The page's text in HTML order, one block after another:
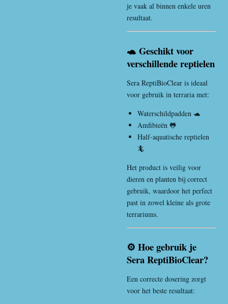
je vaak al binnen enkele uren
resultaat.
🐢 Geschikt voor
verschillende reptielen
Sera ReptiBioClear is ideaal
voor gebruik in terraria met:
Waterschildpadden 🐢
Amfibieën 🐸
Half-aquatische reptielen
🦎
Het product is veilig voor
dieren en planten bij correct
gebruik, waardoor het perfect
past in zowel kleine als grote
terrariums.
⚙️ Hoe gebruik je
Sera ReptiBioClear?
Een correcte dosering zorgt
voor het beste resultaat: